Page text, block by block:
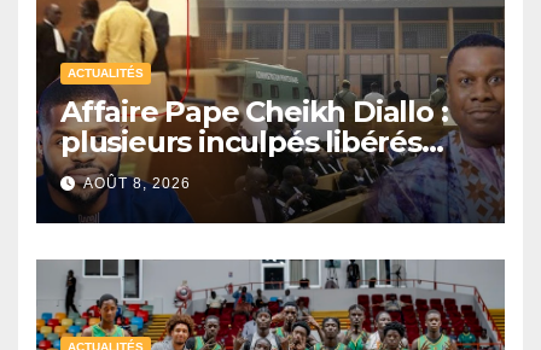
ACTUALITÉS
Affaire Pape Cheikh Diallo :
plusieurs inculpés libérés
après un non-lieu partiel
AOÛT 8, 2026
ACTUALITÉS